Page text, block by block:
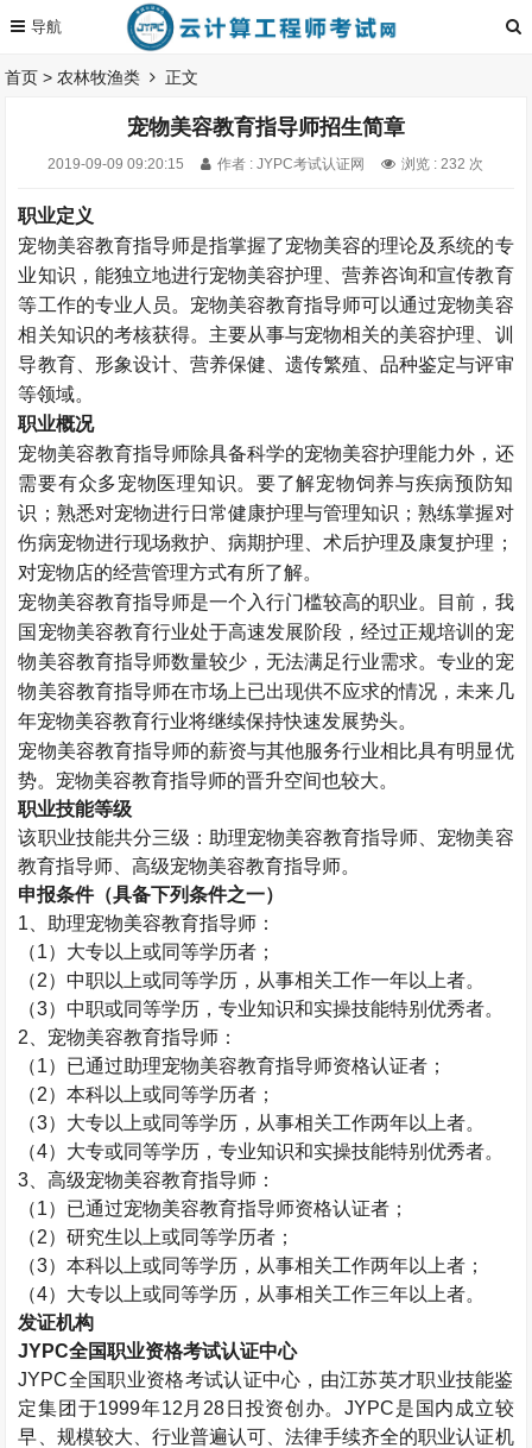
首页 > 农林牧渔类 正文
宠物美容教育指导师招生简章
2019-09-09 09:20:15 作者 : JYPC考试认证网 浏览 : 232 次
职业定义
宠物美容教育指导师是指掌握了宠物美容的理论及系统的专
业知识，能独立地进行宠物美容护理、营养咨询和宣传教育
等工作的专业人员。宠物美容教育指导师可以通过宠物美容
相关知识的考核获得。主要从事与宠物相关的美容护理、训
导教育、形象设计、营养保健、遗传繁殖、品种鉴定与评审
等领域。
职业概况
宠物美容教育指导师除具备科学的宠物美容护理能力外，还
需要有众多宠物医理知识。要了解宠物饲养与疾病预防知
识；熟悉对宠物进行日常健康护理与管理知识；熟练掌握对
伤病宠物进行现场救护、病期护理、术后护理及康复护理；
对宠物店的经营管理方式有所了解。
宠物美容教育指导师是一个入行门槛较高的职业。目前，我
国宠物美容教育行业处于高速发展阶段，经过正规培训的宠
物美容教育指导师数量较少，无法满足行业需求。专业的宠
物美容教育指导师在市场上已出现供不应求的情况，未来几
年宠物美容教育行业将继续保持快速发展势头。
宠物美容教育指导师的薪资与其他服务行业相比具有明显优
势。宠物美容教育指导师的晋升空间也较大。
职业技能等级
该职业技能共分三级：助理宠物美容教育指导师、 宠物美容
教育指导师 、高级宠物美容教育指导师。
申报条件（具备下列条件之一）
1、助理宠物美容教育指导师：
（1）大专以上或同等学历者；
（2）中职以上或同等学历，从事相关工作一年以上者。
（3）中职或同等学历，专业知识和实操技能特别优秀者。
2、宠物美容教育指导师：
（1）已通过助理宠物美容教育指导师资格认证者；
（2）本科以上或同等学历者；
（3）大专以上或同等学历，从事相关工作两年以上者。
（4）大专或同等学历，专业知识和实操技能特别优秀者。
3、高级宠物美容教育指导师：
（1）已通过宠物美容教育指导师资格认证者；
（2）研究生以上或同等学历者；
（3）本科以上或同等学历，从事相关工作两年以上者；
（4）大专以上或同等学历，从事相关工作三年以上者。
发证机构
JYPC全国职业资格考试认证中心
JYPC全国职业资格考试认证中心，由江苏英才职业技能鉴
定集团于1999年12月28日投资创办。JYPC是国内成立较
早、规模较大、行业普遍认可、法律手续齐全的职业认证机